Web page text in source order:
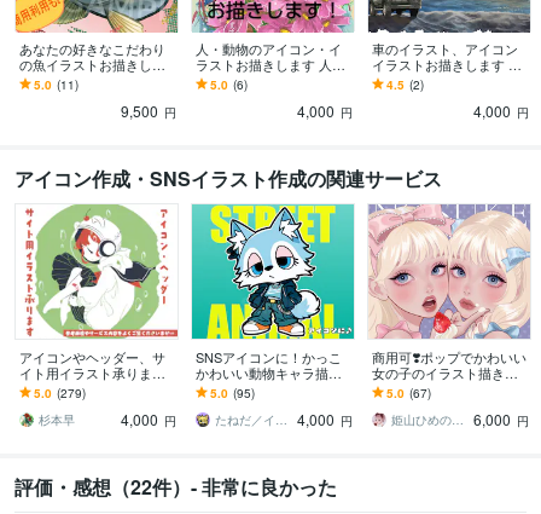
あなたの好きなこだわり
の魚イラストお描きしま
す 田舎で釣りばかりして
いたから描ける魚イラス
トお描きします。
5.0 (11)
9,500 円
人・動物のアイコン・イ
ラストお描きします 人間
から動物までお好きなも
のを形にします！
5.0 (6)
4,000 円
車のイラスト、アイコン
イラストお描きします 車
好きだからホイールエア
ロにも拘ったイラスト提
4.5 (2)
4,000 円
アイコン作成・SNSイラスト作成の関連サービス
アイコンやヘッダー、サ
イト用イラスト承ります
SNS用やバナー用画像等
に！ゆるいイラストで個
性を出せます
5.0 (279)
杉本早
4,000 円
SNSアイコンに！かっこ
かわいい動物キャラ描き
ます ストリート系！かっ
こかわいい動物キャラ作
成｜修正無制限
5.0 (95)
たねだ／イラストレーター
4,000 円
商用可❣️ポップでかわいい
女の子のイラスト描きま
す 配信背景／アイコン／
ヘッダー／一枚絵／グッ
ズ／プレゼントにも
5.0 (67)
姫山ひめのすけ
6,000 円
評価・感想（22件）- 非常に良かった